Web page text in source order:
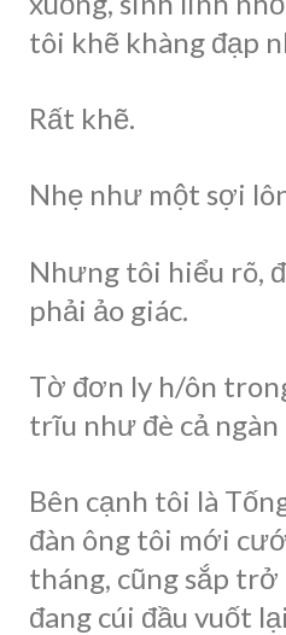
tôi khẽ khàng đạp
Rất khẽ.
Nhẹ như một sợi
Nhưng tôi hiểu rõ,
phải ảo giác.
Tờ đơn ly h/ôn
trĩu như đè cả ngàn
Bên cạnh tôi là
đàn ông tôi mới
tháng, cũng sắp
đang cúi đầu vuốt